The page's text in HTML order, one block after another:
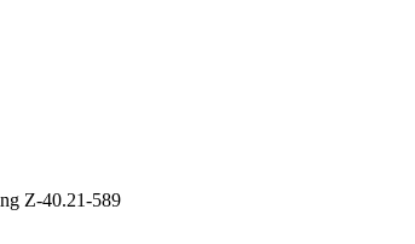
Z-40.21-589